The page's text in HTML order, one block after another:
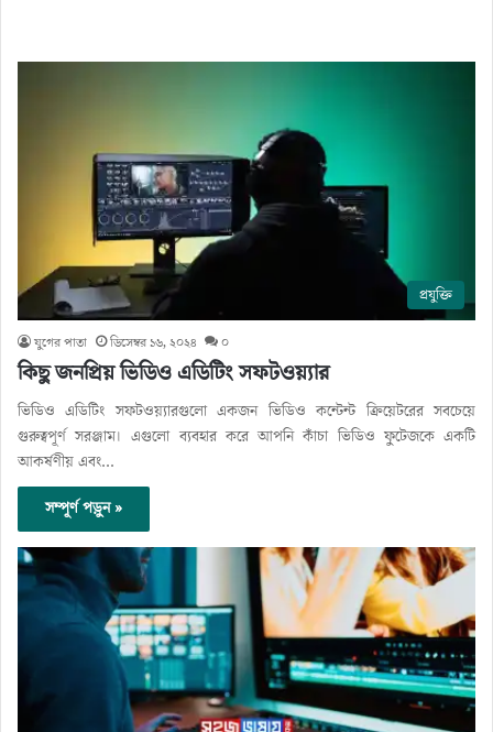
প্রযুক্তি
যুগের পাতা ডিসেম্বর ১৬, ২০২৪ ০
কিছু জনপ্রিয় ভিডিও এডিটিং সফটওয়্যার
ভিডিও এডিটিং সফটওয়্যারগুলো একজন ভিডিও কন্টেন্ট ক্রিয়েটরের সবচেয়ে
গুরুত্বপূর্ণ সরঞ্জাম। এগুলো ব্যবহার করে আপনি কাঁচা ভিডিও ফুটেজকে একটি
আকর্ষণীয় এবং…
সম্পূর্ণ পড়ুন »